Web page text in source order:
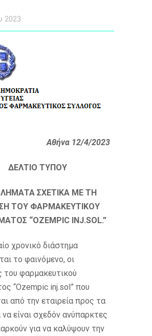
2023
Αθήνα 12/4/2023
ΔΕΛΤΙΟ ΤΥΠΟΥ
ΣΧΕΤΙΚΑ ΜΕ ΤΗ
ΤΟΥ ΦΑΡΜΑΚΕΥΤΙΚΟΥ
“ΟΖ EMPICΙΝ J.SOL.”
χρονικό διάστημα
το φαινόμενο, οι
του φαρμακευτικού
“Ozempic inj.sol” που
από την εταιρεία προς τα
είναι σχεδόν ανύπαρκτες
για να καλύψουν την